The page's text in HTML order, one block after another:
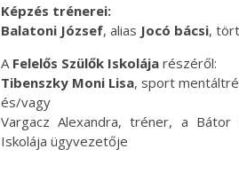
Képzés trénerei:
Balatoni József, alias Jocó bácsi,
A Felelős Szülők Iskolája részéről:
Tibenszky Moni Lisa, sport
és/vagy
Vargacz Alexandra, tréner, a Bátor
Iskolája ügyvezetője